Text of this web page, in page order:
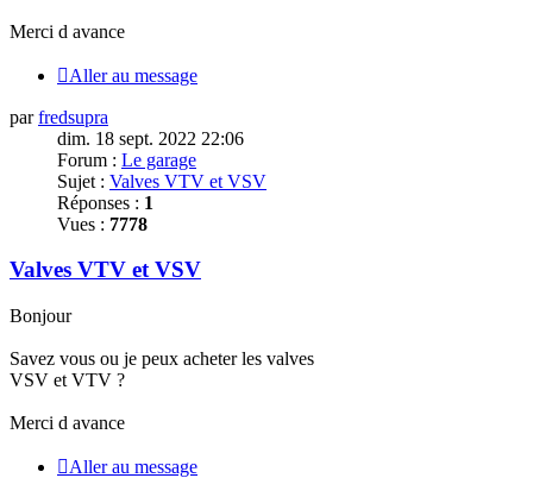
Merci d avance
Aller au message
parfredsupra
dim. 18 sept. 2022 22:06
Forum : Le garage
Sujet : Valves VTV et VSV
Réponses : 1
Vues : 7778
Valves VTV et VSV
Bonjour
Savez vous ou je peux acheter les valves
VSV et VTV ?
Merci d avance
Aller au message